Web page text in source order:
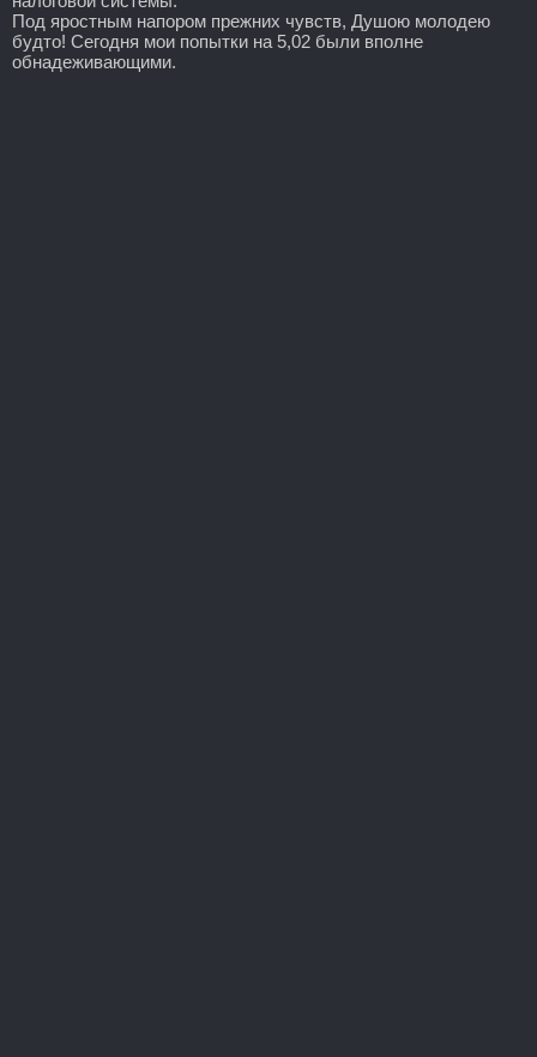
Под яростным напором прежних чувств, Душою молодею
будто! Сегодня мои попытки на 5,02 были вполне
обнадеживающими.